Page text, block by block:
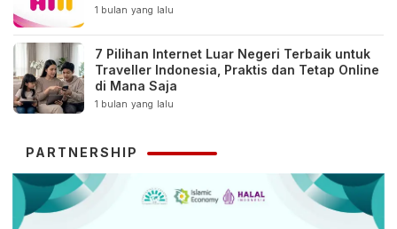
1 bulan yang lalu
7 Pilihan Internet Luar Negeri Terbaik untuk
Traveller Indonesia, Praktis dan Tetap Online
di Mana Saja
1 bulan yang lalu
PARTNERSHIP